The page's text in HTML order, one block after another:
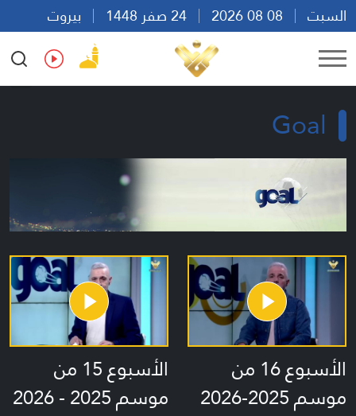
السبت
بيروت
17:53
Ar En Fr Es
Goal
الأسبوع 16 من
موسم 2025-2026
الأسبوع 15 من
موسم 2025 - 2026